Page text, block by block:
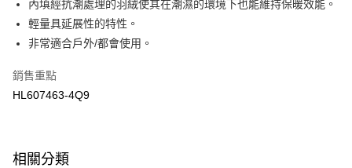
宅配-本島
每筆NT$100，滿NT$1,500(含以上)免運費
內填經抗潮處理的羽絨使其在潮濕的環境下也能維持保暖效能。
輕量具延展性的特性。
非常適合戶外/都會使用。
銷售重點
HL607463-4Q9
相關分類